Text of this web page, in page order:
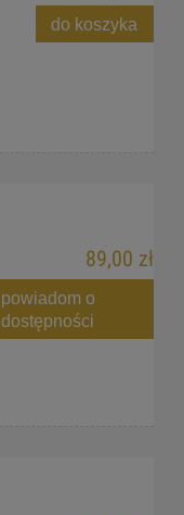
do koszyka
89,00 zł
powiadom o
dostępności